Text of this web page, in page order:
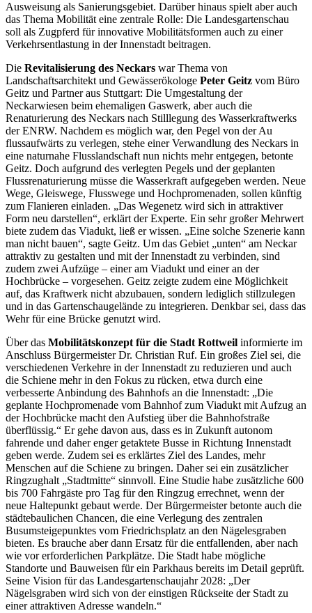
Ausweisung als Sanierungsgebiet. Darüber hinaus spielt aber auch
das Thema Mobilität eine zentrale Rolle: Die Landesgartenschau
soll als Zugpferd für innovative Mobilitätsformen auch zu einer
Verkehrsentlastung in der Innenstadt beitragen.
Die Revitalisierung des Neckars war Thema von
Landschaftsarchitekt und Gewässerökologe Peter Geitz vom Büro
Geitz und Partner aus Stuttgart: Die Umgestaltung der
Neckarwiesen beim ehemaligen Gaswerk, aber auch die
Renaturierung des Neckars nach Stilllegung des Wasserkraftwerks
der ENRW. Nachdem es möglich war, den Pegel von der Au
flussaufwärts zu verlegen, stehe einer Verwandlung des Neckars in
eine naturnahe Flusslandschaft nun nichts mehr entgegen, betonte
Geitz. Doch aufgrund des verlegten Pegels und der geplanten
Flussrenaturierung müsse die Wasserkraft aufgegeben werden. Neue
Wege, Gleiswege, Flusswege und Hochpromenaden, sollen künftig
zum Flanieren einladen. „Das Wegenetz wird sich in attraktiver
Form neu darstellen“, erklärt der Experte. Ein sehr großer Mehrwert
biete zudem das Viadukt, ließ er wissen. „Eine solche Szenerie kann
man nicht bauen“, sagte Geitz. Um das Gebiet „unten“ am Neckar
attraktiv zu gestalten und mit der Innenstadt zu verbinden, sind
zudem zwei Aufzüge – einer am Viadukt und einer an der
Hochbrücke – vorgesehen. Geitz zeigte zudem eine Möglichkeit
auf, das Kraftwerk nicht abzubauen, sondern lediglich stillzulegen
und in das Gartenschaugelände zu integrieren. Denkbar sei, dass das
Wehr für eine Brücke genutzt wird.
Über das Mobilitätskonzept für die Stadt Rottweil informierte im
Anschluss Bürgermeister Dr. Christian Ruf. Ein großes Ziel sei, die
verschiedenen Verkehre in der Innenstadt zu reduzieren und auch
die Schiene mehr in den Fokus zu rücken, etwa durch eine
verbesserte Anbindung des Bahnhofs an die Innenstadt: „Die
geplante Hochpromenade vom Bahnhof zum Viadukt mit Aufzug an
der Hochbrücke macht den Aufstieg über die Bahnhofstraße
überflüssig.“ Er gehe davon aus, dass es in Zukunft autonom
fahrende und daher enger getaktete Busse in Richtung Innenstadt
geben werde. Zudem sei es erklärtes Ziel des Landes, mehr
Menschen auf die Schiene zu bringen. Daher sei ein zusätzlicher
Ringzughalt „Stadtmitte“ sinnvoll. Eine Studie habe zusätzliche 600
bis 700 Fahrgäste pro Tag für den Ringzug errechnet, wenn der
neue Haltepunkt gebaut werde. Der Bürgermeister betonte auch die
städtebaulichen Chancen, die eine Verlegung des zentralen
Busumsteigepunktes vom Friedrichsplatz an den Nägelesgraben
bieten. Es brauche aber dann Ersatz für die entfallenden, aber nach
wie vor erforderlichen Parkplätze. Die Stadt habe mögliche
Standorte und Bauweisen für ein Parkhaus bereits im Detail geprüft.
Seine Vision für das Landesgartenschaujahr 2028: „Der
Nägelsgraben wird sich von der einstigen Rückseite der Stadt zu
einer attraktiven Adresse wandeln.“